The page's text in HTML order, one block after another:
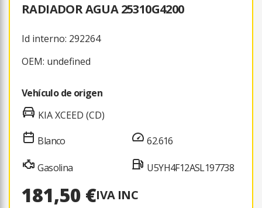
RADIADOR AGUA 25310G4200
Id interno: 292264
OEM: undefined
Vehículo de origen
KIA XCEED (CD)
Blanco
Gasolina
62.616
U5YH4F12ASL197738
181,50 €IVA INC